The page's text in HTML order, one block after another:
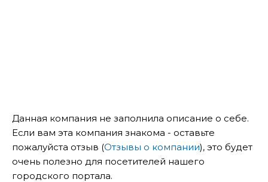
Данная компания не заполнила описание о себе.
Если вам эта компания знакома - оставьте
пожалуйста отзыв (Отзывы о компании), это будет
очень полезно для посетителей нашего
городского портала.